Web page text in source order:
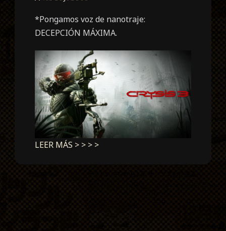
*Pongamos voz de nanotraje:
DECEPCIÓN MÁXIMA.
LEER MÁS > > > >